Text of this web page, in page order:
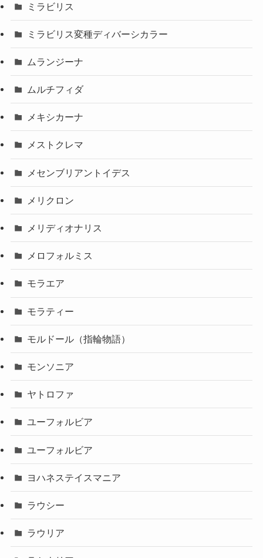
ミラビリス
ミラビリス変種ディバーシカラー
ムランジーナ
ムルチフィダ
メキシカーナ
メストクレマ
メセンブリアントイデス
メリクロン
メリディオナリス
メロフォルミス
モラエア
モラティー
モルドール（指輪物語）
モンソニア
ヤトロファ
ユーフォルビア
ユーフォルビア
ヨハネステイスマニア
ラウシー
ラウリア